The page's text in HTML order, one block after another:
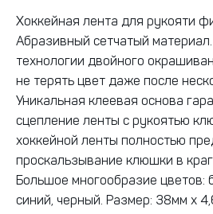
Хоккейная лента для рукояти
Абразивный сетчатый
технологии двойного
не терять цвет даже после
Уникальная клеевая основа
сцепление ленты с рукоятью
хоккейной ленты полностью
проскальзывание клюшки в
Большое многообразие цветов:
синий, черный. Размер: 38мм х